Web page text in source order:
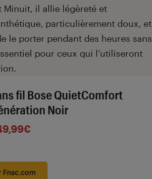
Minuit, il allie légèreté et
particulièrement doux, et
le porter pendant des heures sans
pour ceux qui l’utiliseront
fil Bose QuietComfort
Noir
Fnac.com